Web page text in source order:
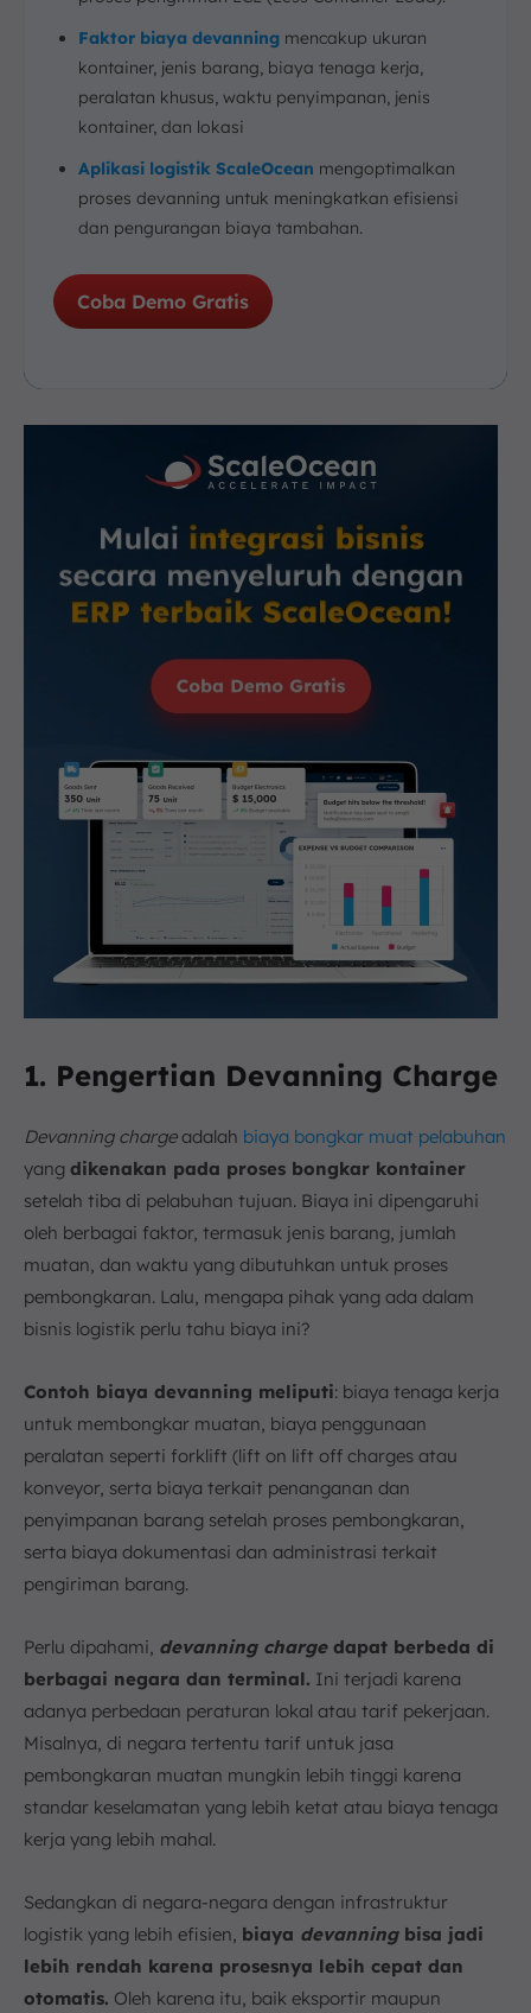
Faktor biaya devanning mencakup ukuran
kontainer, jenis barang, biaya tenaga kerja,
peralatan khusus, waktu penyimpanan, jenis
kontainer, dan lokasi
Aplikasi logistik ScaleOcean mengoptimalkan
proses devanning untuk meningkatkan efisiensi
dan pengurangan biaya tambahan.
Coba Demo Gratis
1. Pengertian Devanning Charge
Devanning chargeadalah biaya bongkar muat pelabuhan
yang dikenakan pada proses bongkar kontainer
setelah tiba di pelabuhan tujuan. Biaya ini dipengaruhi
oleh berbagai faktor, termasuk jenis barang, jumlah
muatan, dan waktu yang dibutuhkan untuk proses
pembongkaran. Lalu, mengapa pihak yang ada dalam
bisnis logistik perlu tahu biaya ini?
Contoh biaya devanning meliputi: biaya tenaga kerja
untuk membongkar muatan, biaya penggunaan
peralatan seperti forklift (lift on lift off charges atau
konveyor, serta biaya terkait penanganan dan
penyimpanan barang setelah proses pembongkaran,
serta biaya dokumentasi dan administrasi terkait
pengiriman barang.
Perlu dipahami, devanning chargedapat berbeda di
berbagai negara dan terminal. Ini terjadi karena
adanya perbedaan peraturan lokal atau tarif pekerjaan.
Misalnya, di negara tertentu tarif untuk jasa
pembongkaran muatan mungkin lebih tinggi karena
standar keselamatan yang lebih ketat atau biaya tenaga
kerja yang lebih mahal.
Sedangkan di negara-negara dengan infrastruktur
logistik yang lebih efisien, biaya devanningbisa jadi
lebih rendah karena prosesnya lebih cepat dan
otomatis. Oleh karena itu, baik eksportir maupun